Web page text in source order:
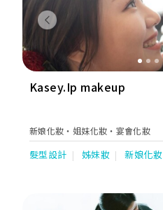
Previous
Kasey.Ip makeup
新娘化妝‧姐妹化妝‧宴會化妝
髮型設計 姊妹妝 新娘化妝